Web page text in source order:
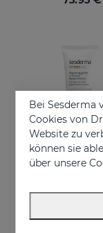
In den
VITISES
Bei Sesderma
Cookies von
Website zu
können sie
über unsere